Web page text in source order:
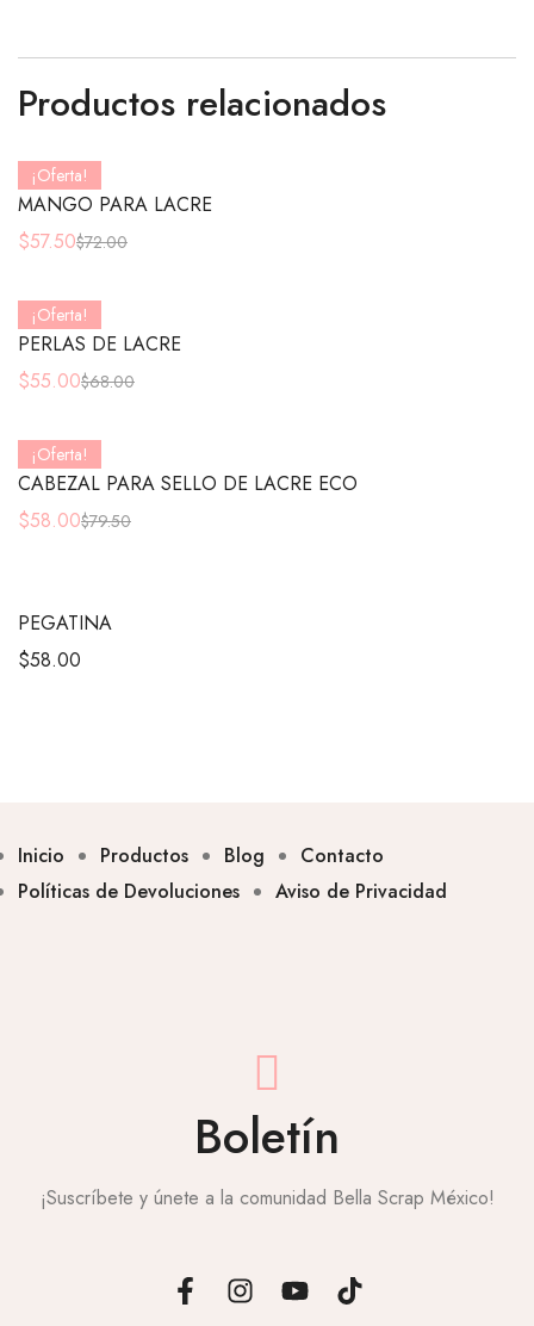
Productos relacionados
¡Oferta!
MANGO PARA LACRE
$72.00
$57.50
¡Oferta!
PERLAS DE LACRE
$68.00
$55.00
¡Oferta!
CABEZAL PARA SELLO DE LACRE ECO
$79.50
$58.00
PEGATINA
$58.00
Inicio Productos Blog
Contacto
Políticas de Devoluciones
Aviso de Privacidad
Boletín
¡Suscríbete y únete a la comunidad Bella Scrap México!